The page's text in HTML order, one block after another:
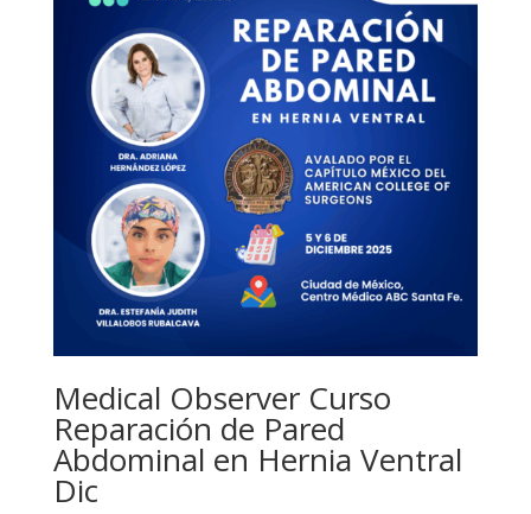
Medical Observer Curso
Reparación de Pared
Abdominal en Hernia Ventral
Dic